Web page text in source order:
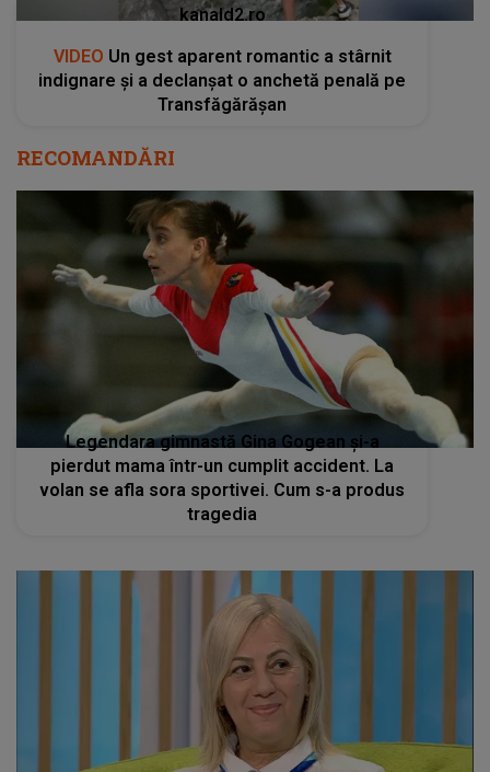
kanald2.ro
VIDEO Un gest aparent romantic a stârnit
indignare și a declanșat o anchetă penală pe
Transfăgărășan
RECOMANDĂRI
Legendara gimnastă Gina Gogean și-a
pierdut mama într-un cumplit accident. La
volan se afla sora sportivei. Cum s-a produs
tragedia